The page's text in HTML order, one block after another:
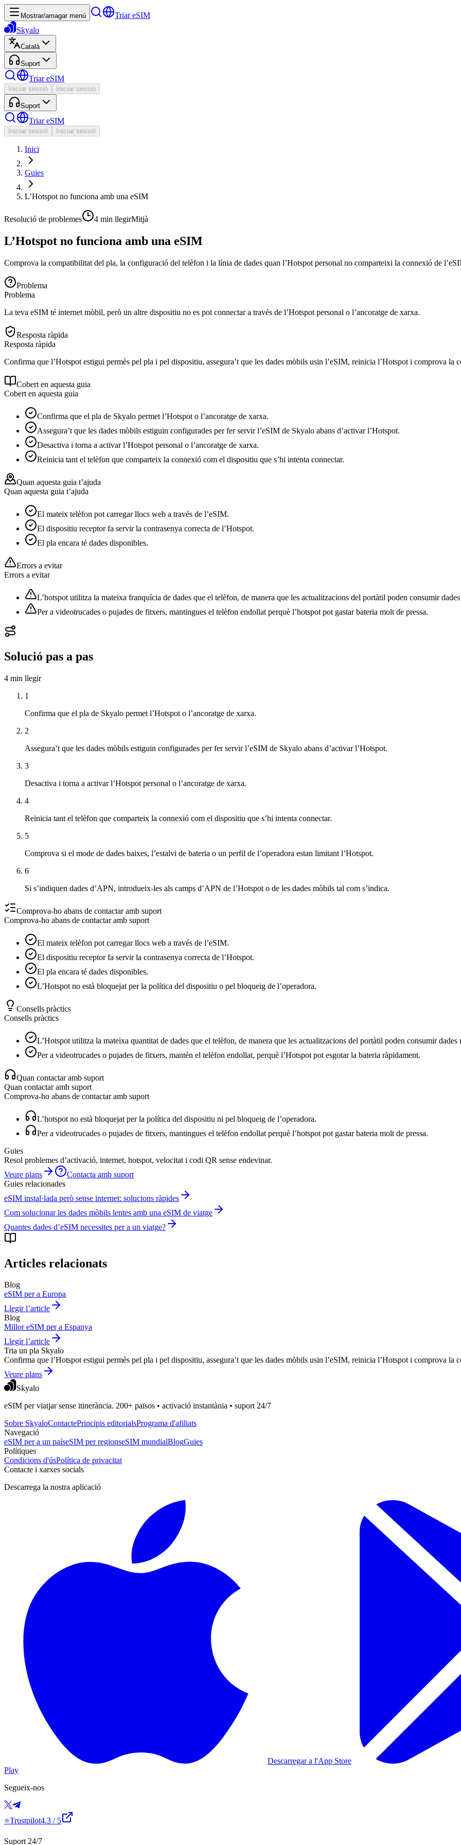
Mostrar/amagar menú
Triar eSIM
Skyalo
Català
Suport
Triar eSIM
Iniciar sessió Iniciar sessió
Suport
Triar eSIM
Iniciar sessió Iniciar sessió
Inici
Guies
L’Hotspot no funciona amb una eSIM
Resolució de problemes 4 min llegirMitjà
L’Hotspot no funciona amb una eSIM
Comprova la compatibilitat del pla, la configuració del telèfon i la línia de dades quan l’Hotspot personal no comparteixi la connexió de
Problema
Problema
La teva eSIM té internet mòbil, però un altre dispositiu no es pot connectar a través de l’Hotspot personal o l’ancoratge de xarxa.
Resposta ràpida
Resposta ràpida
Confirma que l’Hotspot estigui permès pel pla i pel dispositiu, assegura’t que les dades mòbils usin l’eSIM, reinicia l’Hotspot i comprova
Cobert en aquesta guia
Cobert en aquesta guia
Confirma que el pla de Skyalo permet l’Hotspot o l’ancoratge de xarxa.
Assegura’t que les dades mòbils estiguin configurades per fer servir l’eSIM de Skyalo abans d’activar l’Hotspot.
Desactiva i torna a activar l’Hotspot personal o l’ancoratge de xarxa.
Reinicia tant el telèfon que comparteix la connexió com el dispositiu que s’hi intenta connectar.
Quan aquesta guia t’ajuda
Quan aquesta guia t’ajuda
El mateix telèfon pot carregar llocs web a través de l’eSIM.
El dispositiu receptor fa servir la contrasenya correcta de l’Hotspot.
El pla encara té dades disponibles.
Errors a evitar
Errors a evitar
L’hotspot utilitza la mateixa franquícia de dades que el telèfon, de manera que les actualitzacions del portàtil poden consumir
Per a videotrucades o pujades de fitxers, mantingues el telèfon endollat perquè l’hotspot pot gastar bateria molt de pressa.
Solució pas a pas
4 min llegir
1
Confirma que el pla de Skyalo permet l’Hotspot o l’ancoratge de xarxa.
2
Assegura’t que les dades mòbils estiguin configurades per fer servir l’eSIM de Skyalo abans d’activar l’Hotspot.
3
Desactiva i torna a activar l’Hotspot personal o l’ancoratge de xarxa.
4
Reinicia tant el telèfon que comparteix la connexió com el dispositiu que s’hi intenta connectar.
5
Comprova si el mode de dades baixes, l’estalvi de bateria o un perfil de l’operadora estan limitant l’Hotspot.
6
Si s’indiquen dades d’APN, introdueix-les als camps d’APN de l’Hotspot o de les dades mòbils tal com s’indica.
Comprova-ho abans de contactar amb suport
Comprova-ho abans de contactar amb suport
El mateix telèfon pot carregar llocs web a través de l’eSIM.
El dispositiu receptor fa servir la contrasenya correcta de l’Hotspot.
El pla encara té dades disponibles.
L’Hotspot no està bloquejat per la política del dispositiu o pel bloqueig de l’operadora.
Consells pràctics
Consells pràctics
L’Hotspot utilitza la mateixa quantitat de dades que el telèfon, de manera que les actualitzacions del portàtil poden consumir dades
Per a videotrucades o pujades de fitxers, mantén el telèfon endollat, perquè l’Hotspot pot esgotar la bateria ràpidament.
Quan contactar amb suport
Quan contactar amb suport
Comprova-ho abans de contactar amb suport
L’hotspot no està bloquejat per la política del dispositiu ni pel bloqueig de l’operadora.
Per a videotrucades o pujades de fitxers, mantingues el telèfon endollat perquè l’hotspot pot gastar bateria molt de pressa.
Guies
Resol problemes d’activació, internet, hotspot, velocitat i codi QR sense endevinar.
Veure plans
Contacta amb suport
Guies relacionades
eSIM instal·lada però sense internet: solucions ràpides
Com solucionar les dades mòbils lentes amb una eSIM de viatge
Quantes dades d’eSIM necessites per a un viatge?
Articles relacionats
Blog
eSIM per a Europa
Llegir l’article
Blog
Millor eSIM per a Espanya
Llegir l’article
Tria un pla Skyalo
Confirma que l’Hotspot estigui permès pel pla i pel dispositiu, assegura’t que les dades mòbils usin l’eSIM, reinicia l’Hotspot i comprova
Veure plans
Skyalo
eSIM per viatjar sense itinerància. 200+ països • activació instantània • suport 24/7
Sobre SkyaloContactePrincipis editorialsPrograma d'afiliats
Navegació
eSIM per a un paíseSIM per regionseSIM mundialBlogGuies
Polítiques
Condicions d'úsPolítica de privacitat
Contacte i xarxes socials
Descarrega la nostra aplicació
Descarregar a l'App Store
Play
Segueix-nos
⭐Trustpilot4.3 / 5
Suport 24/7